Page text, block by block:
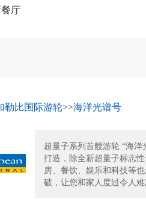
厅
勒比国际游轮>>海洋光谱号
超量子系列首艘游轮 “海洋
打造，除全新超量子标志
房、餐饮、娱乐和科技等
破，让您和家人度过令人